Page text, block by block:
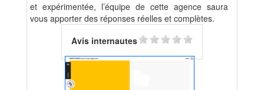
et expérimentée, l’équipe de cette agence saura
vous apporter des réponses réelles et complètes.
Avis internautes